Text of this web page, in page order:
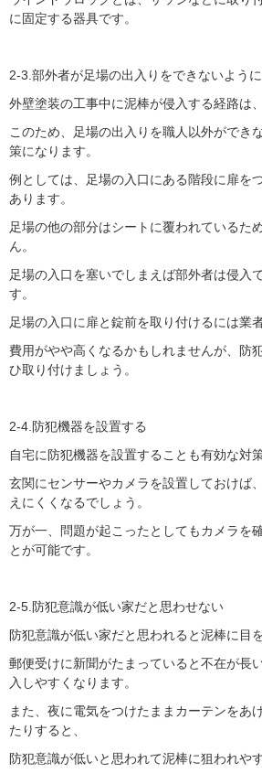
に固定する器具です。
2-3.部外者が足場の出入りをできないよう
外壁塗装の工事中に泥棒が侵入する経路は
このため、足場の出入りを職人以外ができ
策になります。
例としては、足場の入口にある階段に扉を
あります。
足場の他の部分はシートに覆われているた
ん。
足場の入口を塞いでしまえば部外者は侵入
す。
足場の入口に扉と錠前を取り付けるには業
費用がやや高くなるかもしれませんが、防
ひ取り付けましょう。
2-4.防犯機器を設置する
自宅に防犯機器を設置することも有効な対策
玄関にセンサーやカメラを設置しておけば
えにくくなるでしょう。
万が一、問題が起こったとしてもカメラを
とが可能です。
2-5.防犯意識が低い家だと思わせない
防犯意識が低い家だと思われると泥棒に目
郵便受けに新聞がたまっていると不在が長
入しやすくなります。
また、夜に電気をつけたままカーテンをあ
たりすると、
防犯意識が低いと思われて泥棒に狙われや